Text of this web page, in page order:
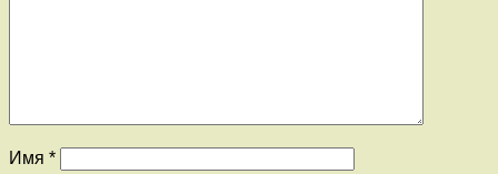
Имя *